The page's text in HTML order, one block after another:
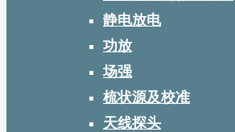
静电放电
功放
场强
梳状源及校准
天线探头